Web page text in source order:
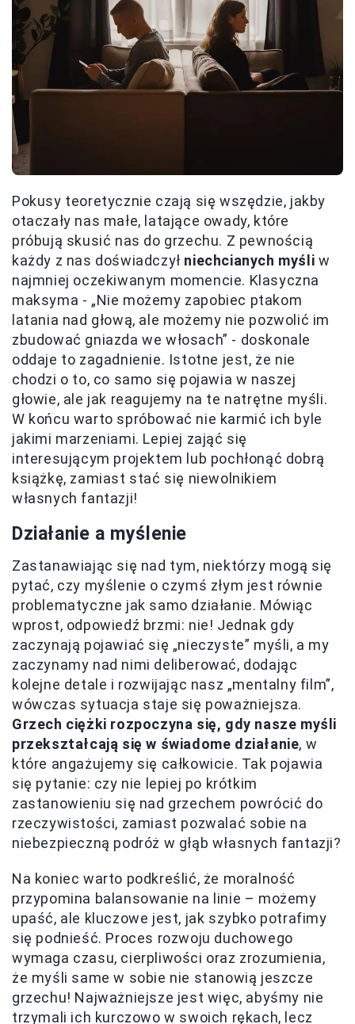
Pokusy teoretycznie czają się wszędzie, jakby
otaczały nas małe, latające owady, które
próbują skusić nas do grzechu. Z pewnością
każdy z nas doświadczył niechcianych myśli w
najmniej oczekiwanym momencie. Klasyczna
maksyma - „Nie możemy zapobiec ptakom
latania nad głową, ale możemy nie pozwolić im
zbudować gniazda we włosach” - doskonale
oddaje to zagadnienie. Istotne jest, że nie
chodzi o to, co samo się pojawia w naszej
głowie, ale jak reagujemy na te natrętne myśli.
W końcu warto spróbować nie karmić ich byle
jakimi marzeniami. Lepiej zająć się
interesującym projektem lub pochłonąć dobrą
książkę, zamiast stać się niewolnikiem
własnych fantazji!
Działanie a myślenie
Zastanawiając się nad tym, niektórzy mogą się
pytać, czy myślenie o czymś złym jest równie
problematyczne jak samo działanie. Mówiąc
wprost, odpowiedź brzmi: nie! Jednak gdy
zaczynają pojawiać się „nieczyste” myśli, a my
zaczynamy nad nimi deliberować, dodając
kolejne detale i rozwijając nasz „mentalny film”,
wówczas sytuacja staje się poważniejsza.
Grzech ciężki rozpoczyna się, gdy nasze myśli
przekształcają się w świadome działanie, w
które angażujemy się całkowicie. Tak pojawia
się pytanie: czy nie lepiej po krótkim
zastanowieniu się nad grzechem powrócić do
rzeczywistości, zamiast pozwalać sobie na
niebezpieczną podróż w głąb własnych fantazji?
Na koniec warto podkreślić, że moralność
przypomina balansowanie na linie – możemy
upaść, ale kluczowe jest, jak szybko potrafimy
się podnieść. Proces rozwoju duchowego
wymaga czasu, cierpliwości oraz zrozumienia,
że myśli same w sobie nie stanowią jeszcze
grzechu! Najważniejsze jest więc, abyśmy nie
trzymali ich kurczowo w swoich rękach, lecz